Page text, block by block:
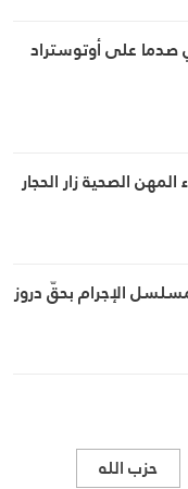
على أوتوستراد
الصحية زار الحجار
الإجرام بحقّ دروز
حزب الله